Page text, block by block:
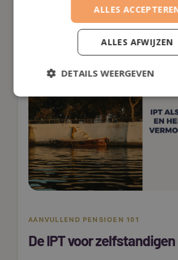
AANVULLEND PENSIOEN 101
De IPT voor
ALLES
ALLES AFWIJZEN
DETAILS WEERGEVEN